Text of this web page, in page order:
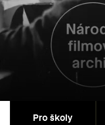
Pro školy